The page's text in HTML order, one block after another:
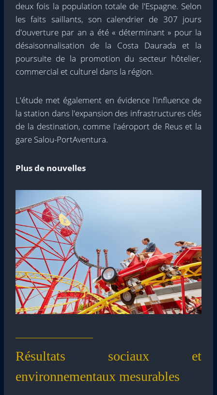
deux fois la population totale de l'Espagne. Selon
les faits saillants, son calendrier de 307 jours
d'ouverture par an a été « déterminant » pour la
désaisonnalisation de la Costa Daurada et la
poursuite de la promotion du secteur hôtelier,
commercial et culturel dans la région.
L'étude met également en évidence l'influence de
la station dans l'expansion des infrastructures clés
de la destination, comme l'aéroport de Reus et la
gare Salou-PortAventura.
Plus de nouvelles
Résultats sociaux et
environnementaux mesurables